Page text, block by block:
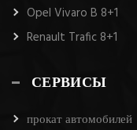
Opel Vivaro B 8+1
Renault Trafic 8+1
СЕРВИСЫ
прокат автомобилей